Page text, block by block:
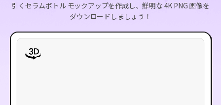
引くセラムボトル モックアップを作成し、鮮明な 4K PNG 画像を
ダウンロードしましょう！